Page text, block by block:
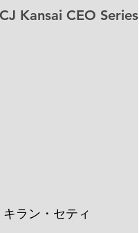
Kansai CEO Series
ラン・セティ